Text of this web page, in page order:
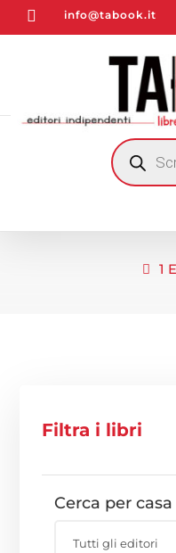
 info@tabook.it
RICERCA
PRODOTTI
1
Filtra i libri
Cerca per